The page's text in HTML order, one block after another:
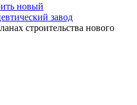
новый
завод
строительства нового